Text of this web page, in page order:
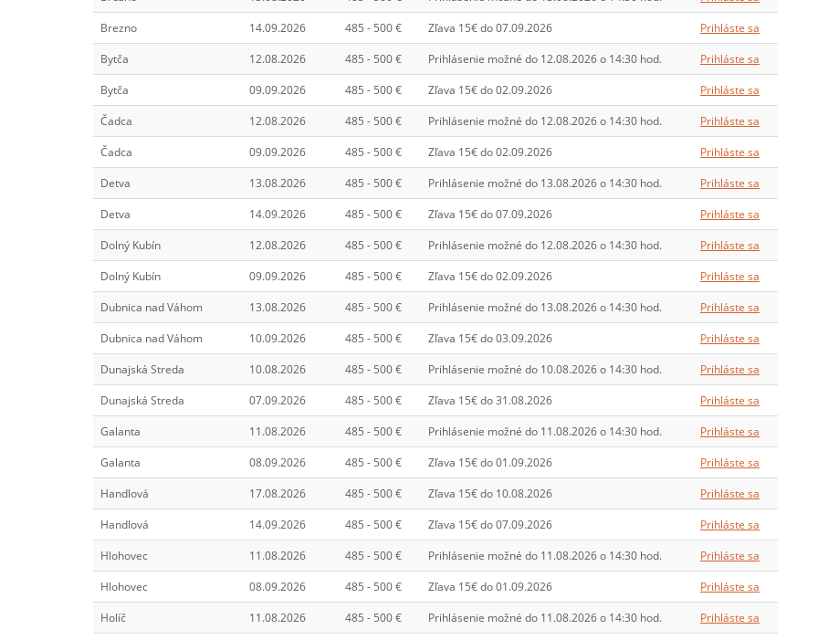
Brezno
14.09.2026 485 - 500 € Zľava 15€ do 07.09.2026
Prihláste sa
Bytča
12.08.2026 485 - 500 € Prihlásenie možné do 12.08.2026 o 14:30 hod.
Prihláste sa
Bytča
09.09.2026 485 - 500 € Zľava 15€ do 02.09.2026
Prihláste sa
Čadca
12.08.2026 485 - 500 € Prihlásenie možné do 12.08.2026 o 14:30 hod.
Prihláste sa
Čadca
09.09.2026 485 - 500 € Zľava 15€ do 02.09.2026
Prihláste sa
Detva
13.08.2026 485 - 500 € Prihlásenie možné do 13.08.2026 o 14:30 hod.
Prihláste sa
Detva
14.09.2026 485 - 500 € Zľava 15€ do 07.09.2026
Prihláste sa
Dolný Kubín
12.08.2026 485 - 500 € Prihlásenie možné do 12.08.2026 o 14:30 hod.
Prihláste sa
Dolný Kubín
09.09.2026 485 - 500 € Zľava 15€ do 02.09.2026
Prihláste sa
Dubnica nad Váhom
13.08.2026 485 - 500 € Prihlásenie možné do 13.08.2026 o 14:30 hod.
Prihláste sa
Dubnica nad Váhom
10.09.2026 485 - 500 € Zľava 15€ do 03.09.2026
Prihláste sa
Dunajská Streda
10.08.2026 485 - 500 € Prihlásenie možné do 10.08.2026 o 14:30 hod.
Prihláste sa
Dunajská Streda
07.09.2026 485 - 500 € Zľava 15€ do 31.08.2026
Prihláste sa
Galanta
11.08.2026 485 - 500 € Prihlásenie možné do 11.08.2026 o 14:30 hod.
Prihláste sa
Galanta
08.09.2026 485 - 500 € Zľava 15€ do 01.09.2026
Prihláste sa
Handlová
17.08.2026 485 - 500 € Zľava 15€ do 10.08.2026
Prihláste sa
Handlová
14.09.2026 485 - 500 € Zľava 15€ do 07.09.2026
Prihláste sa
Hlohovec
11.08.2026 485 - 500 € Prihlásenie možné do 11.08.2026 o 14:30 hod.
Prihláste sa
Hlohovec
08.09.2026 485 - 500 € Zľava 15€ do 01.09.2026
Prihláste sa
Holíč
11.08.2026 485 - 500 € Prihlásenie možné do 11.08.2026 o 14:30 hod.
Prihláste sa